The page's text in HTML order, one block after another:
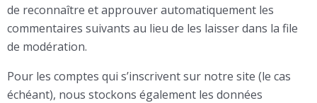
de reconnaître et approuver automatiquement les
commentaires suivants au lieu de les laisser dans la file
de modération.
Pour les comptes qui s’inscrivent sur notre site (le cas
échéant), nous stockons également les données